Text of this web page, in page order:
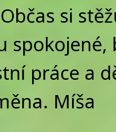
si
práce a
Míša